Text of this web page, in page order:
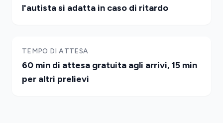
l'autista si adatta in caso di ritardo
TEMPO DI ATTESA
60 min di attesa gratuita agli arrivi, 15 min
per altri prelievi